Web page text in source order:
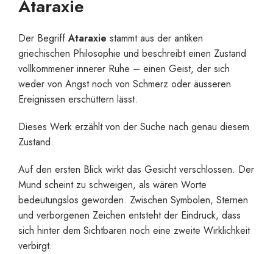
Ataraxie
Der BegriffAtaraxie stammt aus der antiken
griechischen Philosophie und beschreibt einen Zustand
vollkommener innerer Ruhe – einen Geist, der sich
weder von Angst noch von Schmerz oder äusseren
Ereignissen erschüttern lässt.
Dieses Werk erzählt von der Suche nach genau diesem
Zustand.
Auf den ersten Blick wirkt das Gesicht verschlossen. Der
Mund scheint zu schweigen, als wären Worte
bedeutungslos geworden. Zwischen Symbolen, Sternen
und verborgenen Zeichen entsteht der Eindruck, dass
sich hinter dem Sichtbaren noch eine zweite Wirklichkeit
verbirgt.